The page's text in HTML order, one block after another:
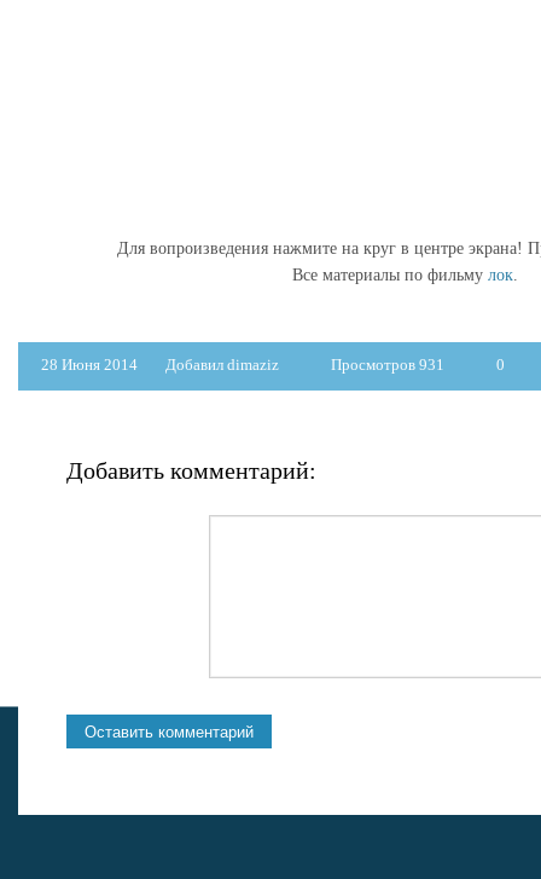
Для вопроизведения нажмите на круг в центре экрана!
Все материалы по фильму лок.
28 Июня 2014 Добавил dimaziz Просмотров 931 0
Добавить комментарий: